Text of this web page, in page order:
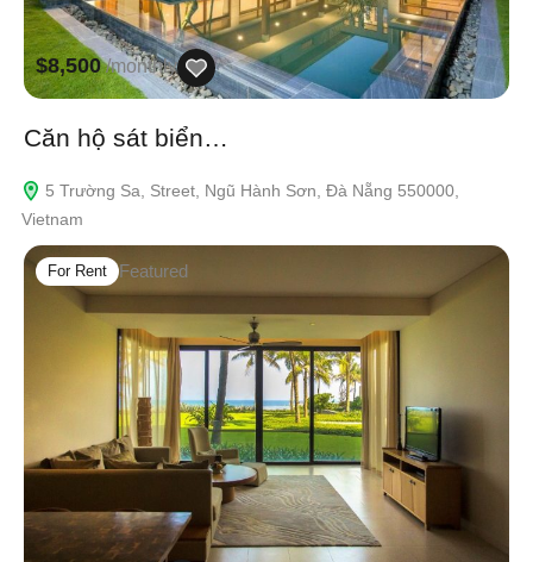
$8,500 /monthly
Căn hộ sát biển…
5 Trường Sa, Street, Ngũ Hành Sơn, Đà Nẵng 550000,
Vietnam
For Rent Featured